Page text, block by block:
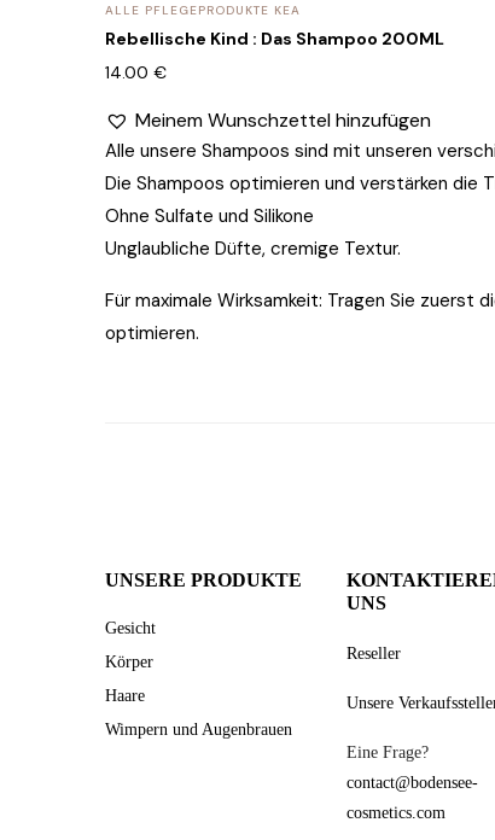
ALLE PFLEGEPRODUKTE KEA
Rebellische Kind : Das Shampoo 200ML
14.00 €
Meinem Wunschzettel hinzufügen
Alle unsere Shampoos sind mit unseren
Die Shampoos optimieren und verstärken die
Ohne Sulfate und Silikone
Unglaubliche Düfte, cremige Textur.
Für maximale Wirksamkeit: Tragen Sie zuerst
optimieren.
UNSERE PRODUKTE
Gesicht
Körper
Haare
Wimpern und Augenbrauen
UNS
Reseller
Unsere
Eine Frage?
contact@bodensee-
cosmetics.com